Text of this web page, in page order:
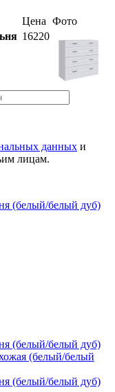
Цена Фото
16220
данных и
лицам.